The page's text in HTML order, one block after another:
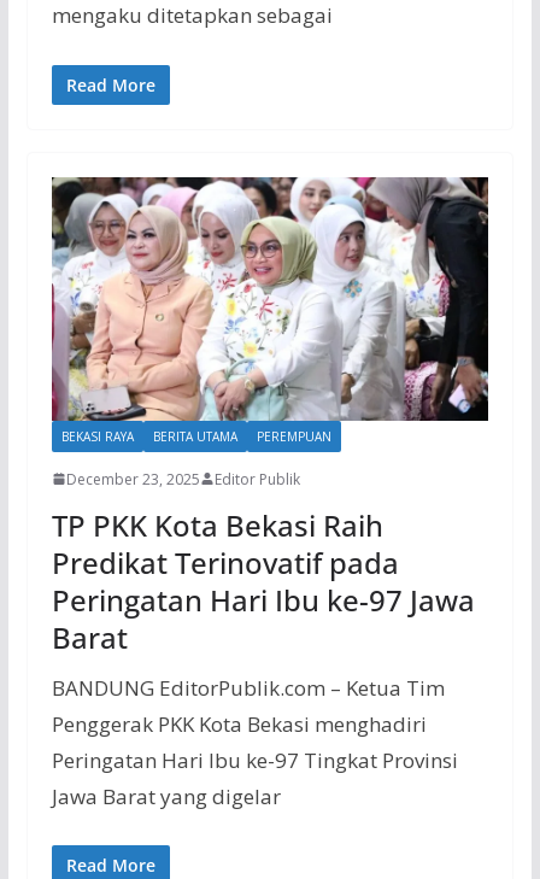
mengaku ditetapkan sebagai
Read More
BEKASI RAYA BERITA UTAMA PEREMPUAN
December 23, 2025 Editor Publik
TP PKK Kota Bekasi Raih
Predikat Terinovatif pada
Peringatan Hari Ibu ke-97 Jawa
Barat
BANDUNG EditorPublik.com – Ketua Tim
Penggerak PKK Kota Bekasi menghadiri
Peringatan Hari Ibu ke-97 Tingkat Provinsi
Jawa Barat yang digelar
Read More